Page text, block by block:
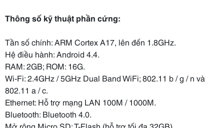
Thông số kỹ thuật phần cứng:
Tần số chính: ARM Cortex A17, lên đến 1.8GHz.
Hệ điều hành: Android 4.4.
RAM: 2GB; ROM: 16G.
Wi-Fi: 2.4GHz / 5GHz Dual Band WiFi; 802.11 b / g / n và
802.11 a / c.
Ethernet: Hỗ trợ mạng LAN 100M / 1000M.
Bluetooth: Bluetooth 4.0.